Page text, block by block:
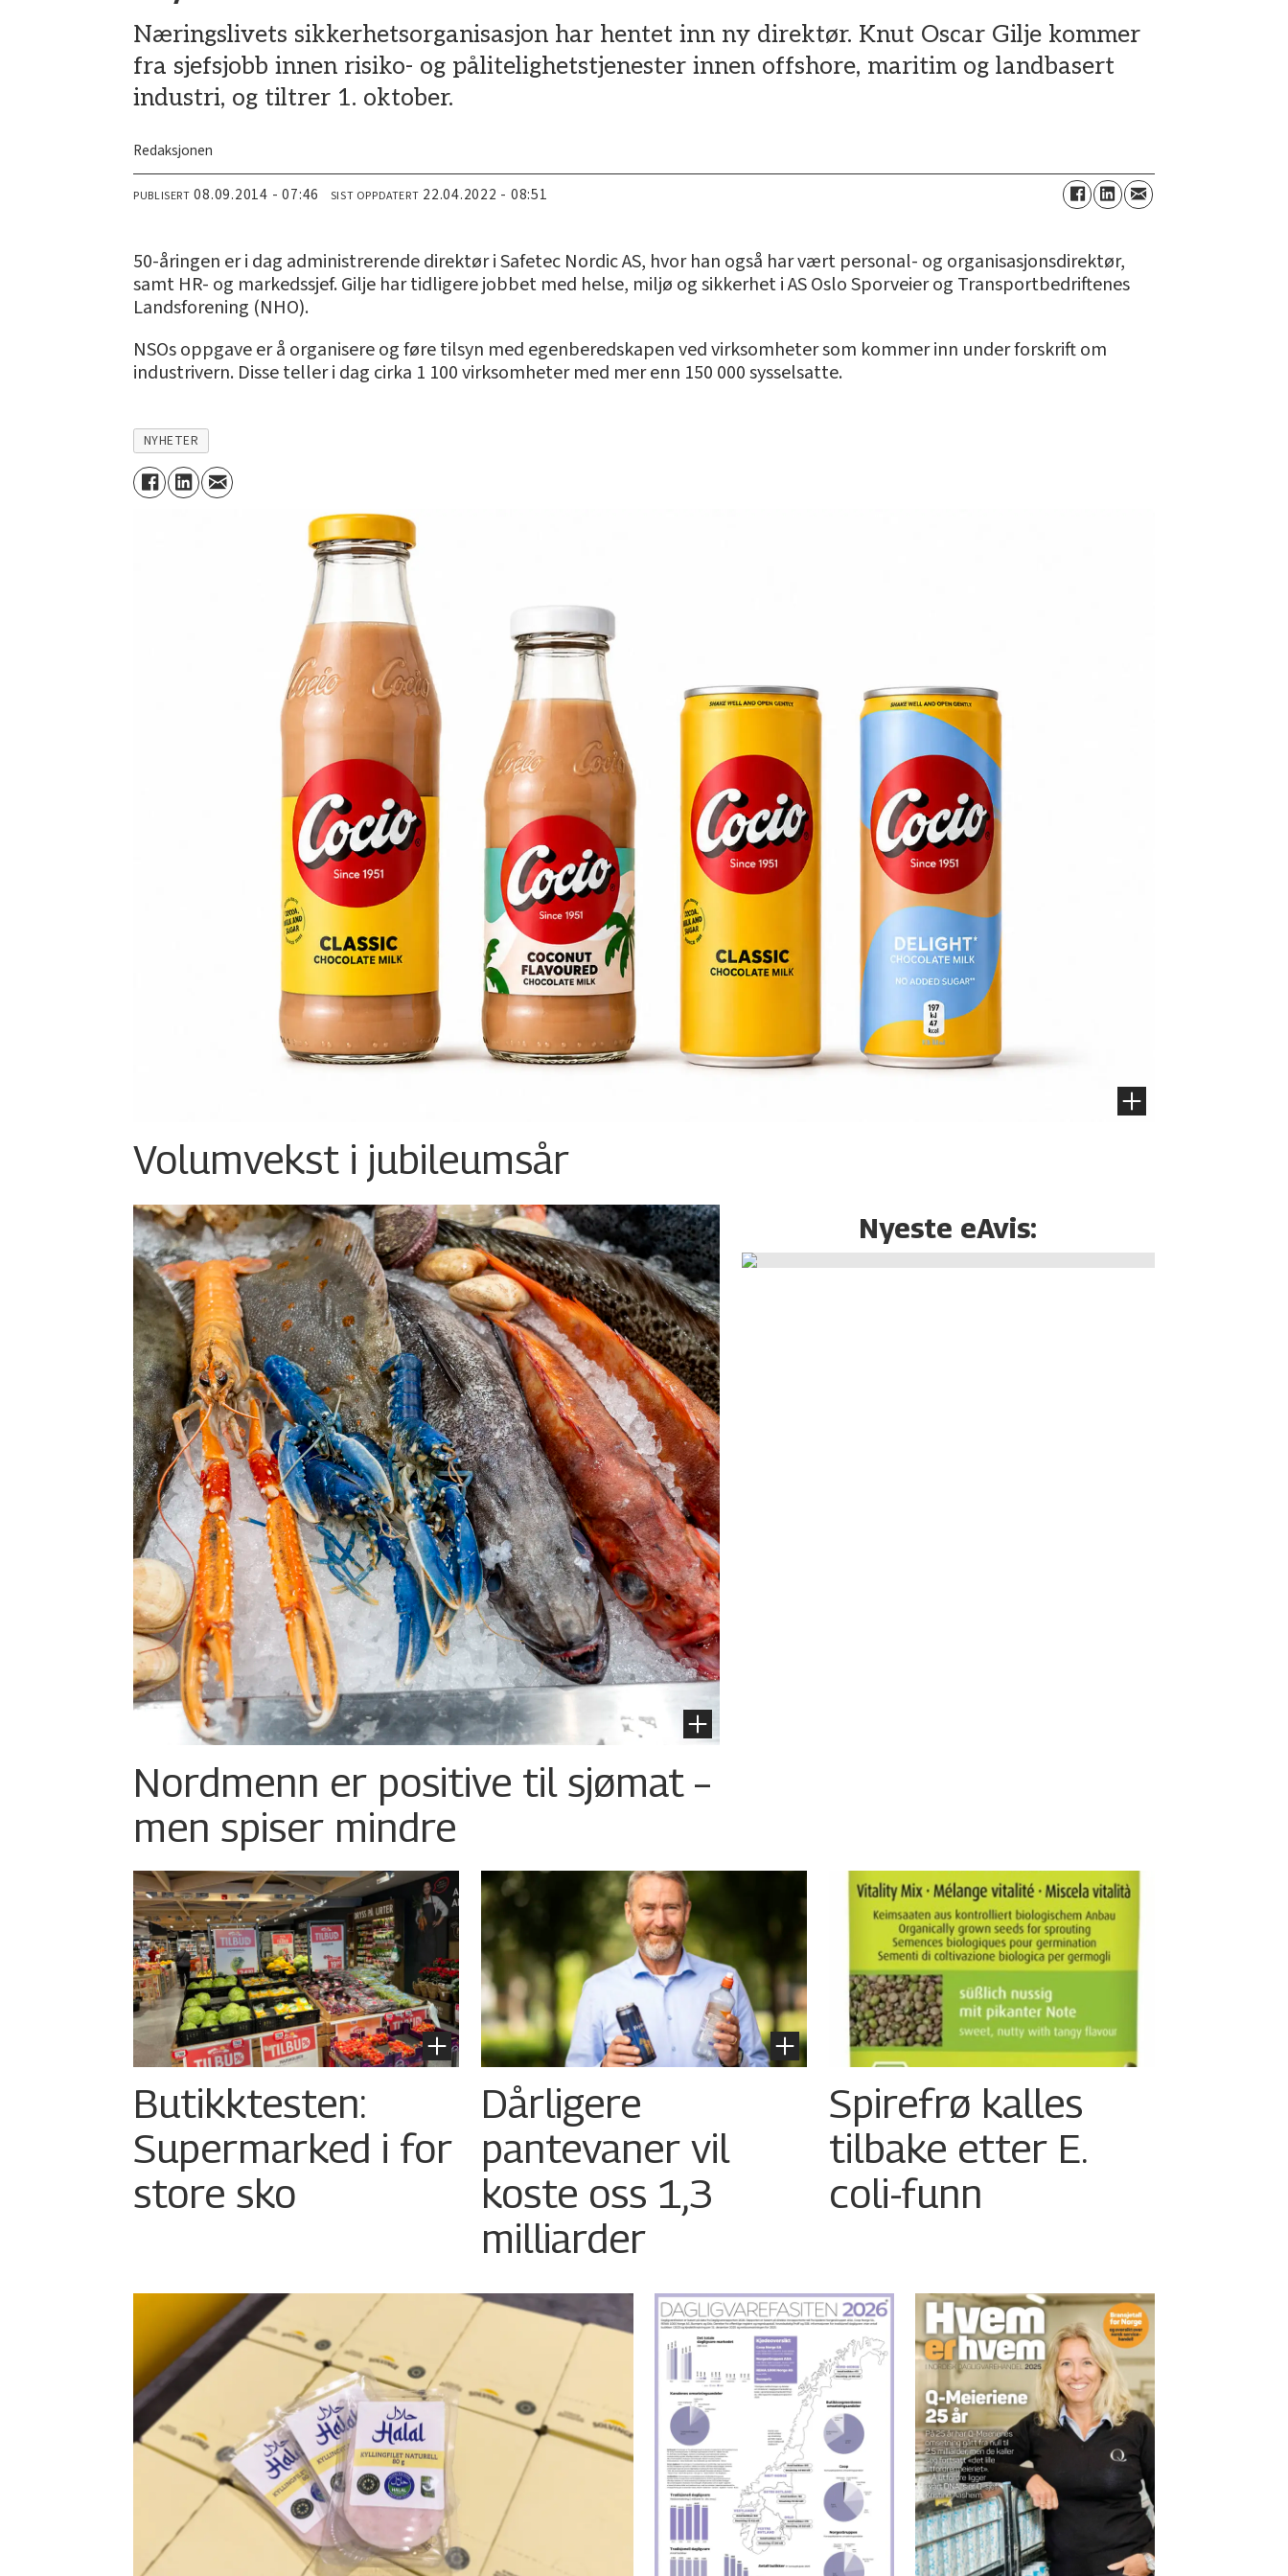
Næringslivets sikkerhetsorganisasjon har hentet inn ny direktør. Knut Oscar Gilje kommer
fra sjefsjobb innen risiko- og pålitelighetstjenester innen offshore, maritim og landbasert
industri, og tiltrer 1. oktober.
Redaksjonen
PUBLISERT 08.09.2014 - 07:46 SIST OPPDATERT 22.04.2022 - 08:51
50-åringen er i dag administrerende direktør i Safetec Nordic AS, hvor han også har vært personal- og organisasjonsdirektør,
samt HR- og markedssjef.Gilje har tidligere jobbet med helse, miljø og sikkerhet i AS Oslo Sporveier og Transportbedriftenes
Landsforening (NHO).
NSOs oppgave er å organisere og føre tilsyn med egenberedskapen ved virksomheter som kommer inn under forskrift om
industrivern. Disse teller i dag cirka 1 100 virksomheter med mer enn 150 000 sysselsatte.
NYHETER
Volumvekst i jubileumsår
Nordmenn er positive til sjømat –
men spiser mindre
Nyeste eAvis:
Butikktesten:
Supermarked i for
store sko
Dårligere
pantevaner vil
koste oss 1,3
milliarder
Spirefrø kalles
tilbake etter E.
coli-funn